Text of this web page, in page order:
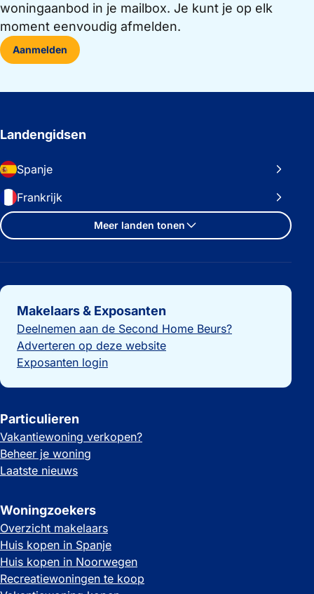
woningaanbod in je mailbox. Je kunt je op elk
moment eenvoudig afmelden.
Aanmelden
Landengidsen
Spanje
Frankrijk
Meer landen tonen
Belangrijke links
Makelaars & Exposanten
Deelnemen aan de Second Home Beurs?
Adverteren op deze website
Exposanten login
Particulieren
Vakantiewoning verkopen?
Beheer je woning
Laatste nieuws
Woningzoekers
Overzicht makelaars
Huis kopen in Spanje
Huis kopen in Noorwegen
Recreatiewoningen te koop